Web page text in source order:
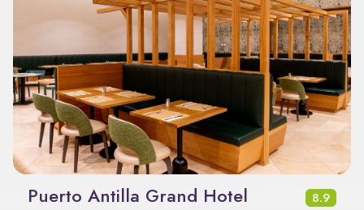
Puerto Antilla Grand Hotel 8.9